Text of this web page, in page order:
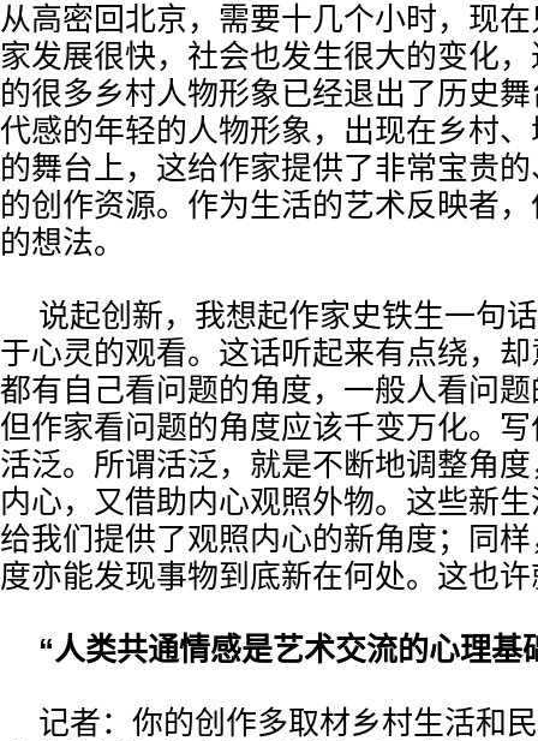
从高密回北京，需要十几个小时，现
家发展很快，社会也发生很大的变化
的很多乡村人物形象已经退出了历史
代感的年轻的人物形象，出现在乡村
的舞台上，这给作家提供了非常宝贵
的创作资源。作为生活的艺术反映者
的想法。
说起创新，我想起作家史铁生一句
于心灵的观看。这话听起来有点绕，
都有自己看问题的角度，一般人看问
但作家看问题的角度应该千变万化。
活泛。所谓活泛，就是不断地调整角
内心，又借助内心观照外物。这些新
给我们提供了观照内心的新角度；同
度亦能发现事物到底新在何处。这也
“人类共通情感是艺术交流的心理基
记者：你的创作多取材乡村生活和